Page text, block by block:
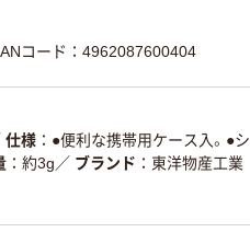
コード：4962087600404
仕様
●便利な携帯用ケース入。●シ
約3g ／ ブランド
東洋物産工業